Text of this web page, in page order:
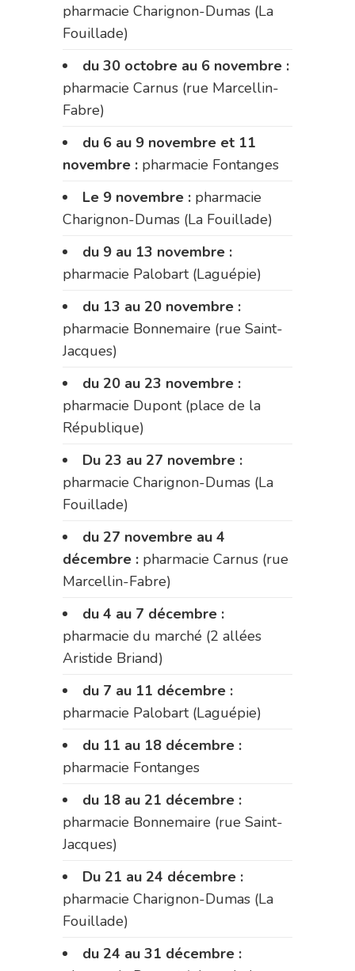
pharmacie Charignon-Dumas (La
Fouillade)
du 30 octobre au 6 novembre :
pharmacie Carnus (rue Marcellin-
Fabre)
du 6 au 9 novembre et 11
novembre : pharmacie Fontanges
Le 9 novembre : pharmacie
Charignon-Dumas (La Fouillade)
du 9 au 13 novembre :
pharmacie Palobart (Laguépie)
du 13 au 20 novembre :
pharmacie Bonnemaire (rue Saint-
Jacques)
du 20 au 23 novembre :
pharmacie Dupont (place de la
République)
Du 23 au 27 novembre :
pharmacie Charignon-Dumas (La
Fouillade)
du 27 novembre au 4
décembre : pharmacie Carnus (rue
Marcellin-Fabre)
du 4 au 7 décembre :
pharmacie du marché (2 allées
Aristide Briand)
du 7 au 11 décembre :
pharmacie Palobart (Laguépie)
du 11 au 18 décembre :
pharmacie Fontanges
du 18 au 21 décembre :
pharmacie Bonnemaire (rue Saint-
Jacques)
Du 21 au 24 décembre :
pharmacie Charignon-Dumas (La
Fouillade)
du 24 au 31 décembre :